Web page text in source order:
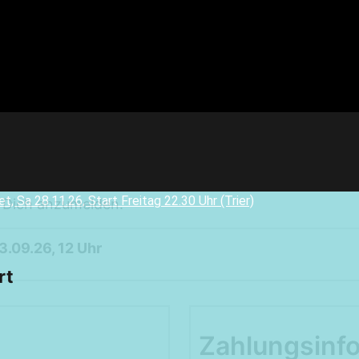
Ischgl: Closing 4 Tagestour
anzumelden.
12 Uhr